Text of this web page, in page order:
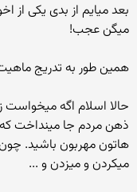
بعد میایم از بدی یكی از
میگن عجب!
همین طور به تدریج
حالا اسلام اگه میخواست
ذهن مردم جا مینداخت
هاتون مهربون باشید.
میكردن و میزدن و ...